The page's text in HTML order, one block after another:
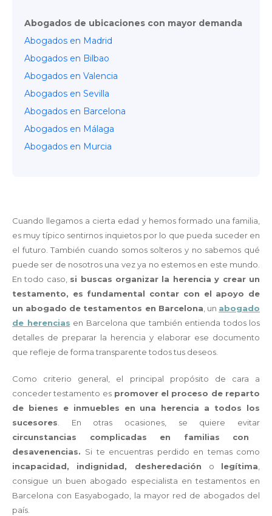
Abogados de ubicaciones con mayor demanda
Abogados en Madrid
Abogados en Bilbao
Abogados en Valencia
Abogados en Sevilla
Abogados en Barcelona
Abogados en Málaga
Abogados en Murcia
Cuando llegamos a cierta edad y hemos formado una familia,
es muy típico sentirnos inquietos por lo que pueda suceder en
el futuro. También cuando somos solteros y no sabemos qué
puede ser de nosotros una vez ya no estemos en este mundo.
En todo caso, si buscas organizar la herencia y crear un
testamento, es fundamental contar con el apoyo de
un abogado de testamentos en Barcelona , un abogado
de herencias en Barcelona que también entienda todos los
detalles de preparar la herencia y elaborar ese documento
que refleje de forma transparente todos tus deseos.
Como criterio general, el principal propósito de cara a
conceder testamento espromover el proceso de reparto
de bienes e inmuebles en una herencia a todos los
sucesores . En otras ocasiones, se quiere evitar
circunstancias complicadas en familias con
desavenencias. Si te encuentras perdido en temas como
incapacidad, indignidad, desheredación o legítima
consigue un buen abogado especialista en testamentos en
Barcelona con Easyabogado, la mayor red de abogados del
país.